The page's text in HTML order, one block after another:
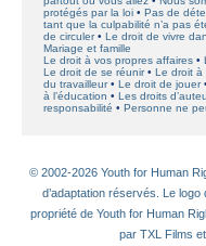
protégés par la loi
Pas de
tant que la culpabilité n’a pas
de circuler
Le droit de vivre
Mariage et famille
Le droit à vos propres affaires
Le droit de se réunir
Le droit à
du travailleur
Le droit de jouer
à l’éducation
Les droits
responsabilité
Personne ne
© 2002-2026 Youth for Human
d’adaptation réservés. Le
propriété de Youth for Human
par TXL Films